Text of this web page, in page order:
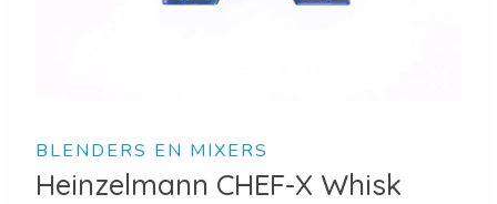
BLENDERS EN MIXERS
Heinzelmann CHEF-X Whisk